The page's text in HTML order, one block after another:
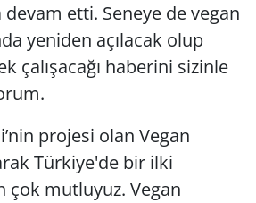
devam etti. Seneye de vegan
yeniden açılacak olup
çalışacağı haberini sizinle
projesi olan Vegan
Türkiye'de bir ilki
çok mutluyuz. Vegan